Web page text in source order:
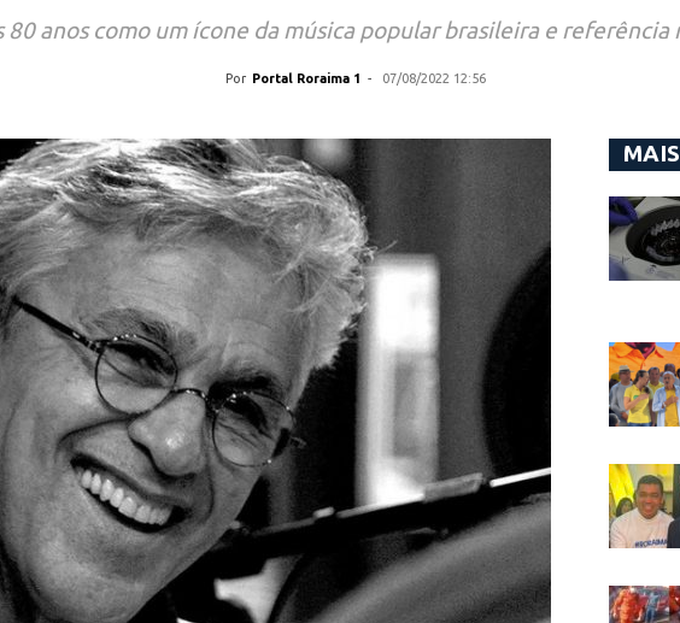
80 anos como um ícone da música popular brasileira e
Por Portal Roraima 1 - 07/08/2022 12:56